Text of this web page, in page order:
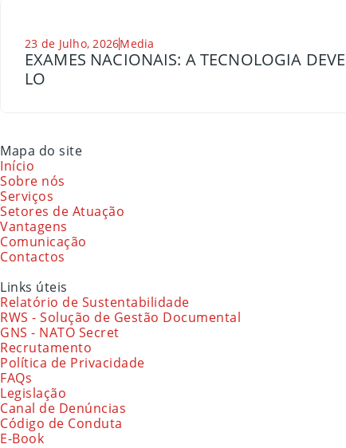
23 de Julho, 2026Media
EXAMES NACIONAIS: A TECNOLOGIA
LO
Mapa do site
Início
Sobre nós
Serviços
Setores de Atuação
Vantagens
Comunicação
Contactos
Links úteis
Relatório de Sustentabilidade
RWS - Solução de Gestão Documental
GNS - NATO Secret
Recrutamento
Política de Privacidade
FAQs
Legislação
Canal de Denúncias
Código de Conduta
E-Book